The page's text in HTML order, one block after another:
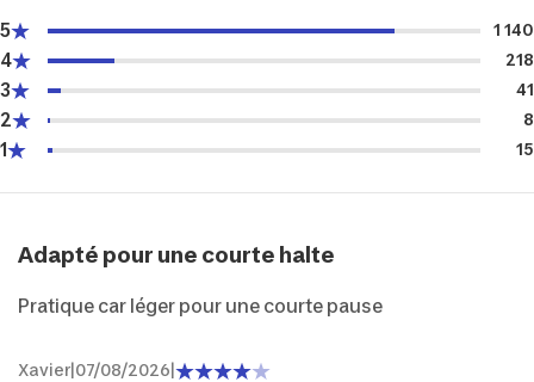
5 1 140
4 218
3 41
2 8
1 15
Adapté pour une courte halte
Pratique car léger pour une courte pause
Xavier 07/08/2026